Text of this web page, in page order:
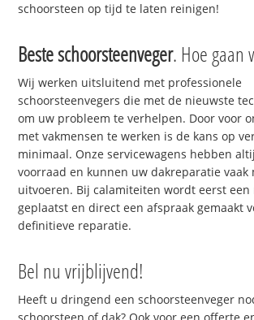
schoorsteen op tijd te laten reinigen!
Beste schoorsteenveger. Hoe gaan
Wij werken uitsluitend met professionele
schoorsteenvegers die met de nieuwste
om uw probleem te verhelpen. Door voor
met vakmensen te werken is de kans op
minimaal. Onze servicewagens hebben
voorraad en kunnen uw dakreparatie vaak
uitvoeren. Bij calamiteiten wordt eerst
geplaatst en direct een afspraak gemaakt
definitieve reparatie.
Bel nu vrijblijvend!
Heeft u dringend een schoorsteenveger